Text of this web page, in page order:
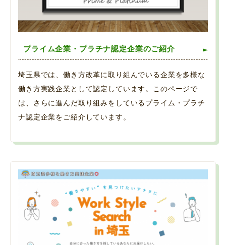
プライム企業・プラチナ認定企業のご紹介
埼玉県では、働き方改革に取り組んでいる企業を多様な
働き方実践企業として認定しています。このページで
は、さらに進んだ取り組みをしているプライム・プラチ
ナ認定企業をご紹介しています。